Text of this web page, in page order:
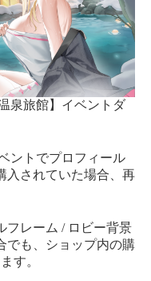
泉旅館】イベントダ
ントでプロフィール
入されていた場合、再
フレーム / ロビー背景
でも、ショップ内の購
す。